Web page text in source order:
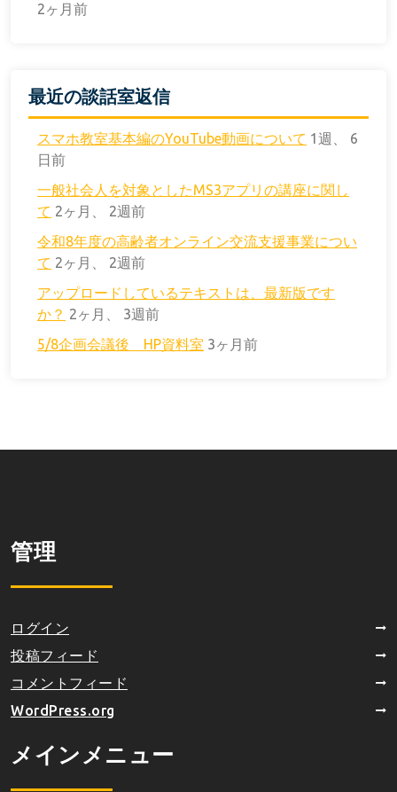
2ヶ月前
最近の談話室返信
スマホ教室基本編のYouTube動画について 1週、 6
日前
一般社会人を対象としたMS3アプリの講座に関し
て 2ヶ月、 2週前
令和8年度の高齢者オンライン交流支援事業につい
て 2ヶ月、 2週前
アップロードしているテキストは、最新版です
か？ 2ヶ月、 3週前
5/8企画会議後 HP資料室 3ヶ月前
管理
ログイン
投稿フィード
コメントフィード
WordPress.org
メインメニュー